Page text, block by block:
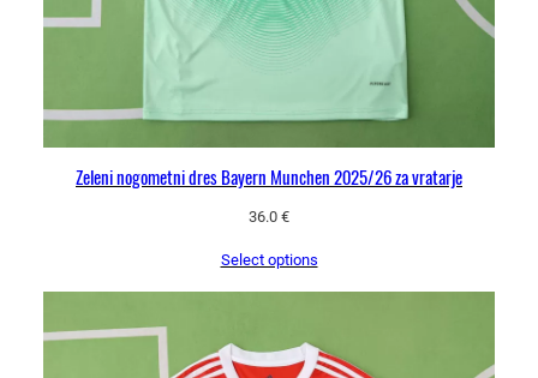
Zeleni nogometni dres Bayern Munchen 2025/26 za vratarje
36.0 €
Select options